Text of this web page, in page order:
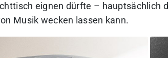
eignen dürfte – hauptsächlich
Musik wecken lassen kann.